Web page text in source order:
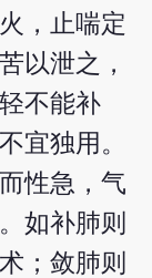
，止喘定
以泄之，
不能补
宜独用。
性急，气
如补肺则
；敛肺则